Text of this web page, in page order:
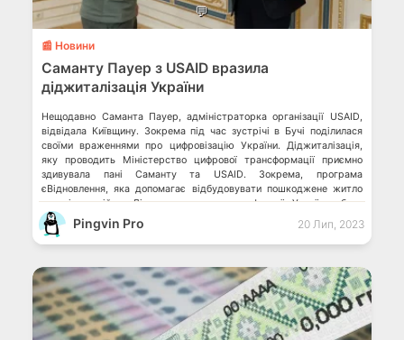
💬
📰 Новини
Саманту Пауер з USAID вразила
діджиталізація України
Нещодавно Саманта Пауер, адміністраторка організації USAID,
відвідала Київщину. Зокрема під час зустрічі в Бучі поділилася
своїми враженнями про цифровізацію України. Діджиталізація,
яку проводить Міністерство цифрової трансформації приємно
здивувала пані Саманту та USAID. Зокрема, програма
єВідновлення, яка допомагає відбудовувати пошкоджене житло
внаслідок війни. Дія, як досягнення цифрової України, була
представлена у Вашингтоні Зеленський анонсував новий
український […]
Pingvin Pro 20 Лип, 2023